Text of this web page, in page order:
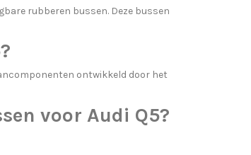
rubberen bussen. Deze bussen
ontwikkeld door het
voor Audi Q5?